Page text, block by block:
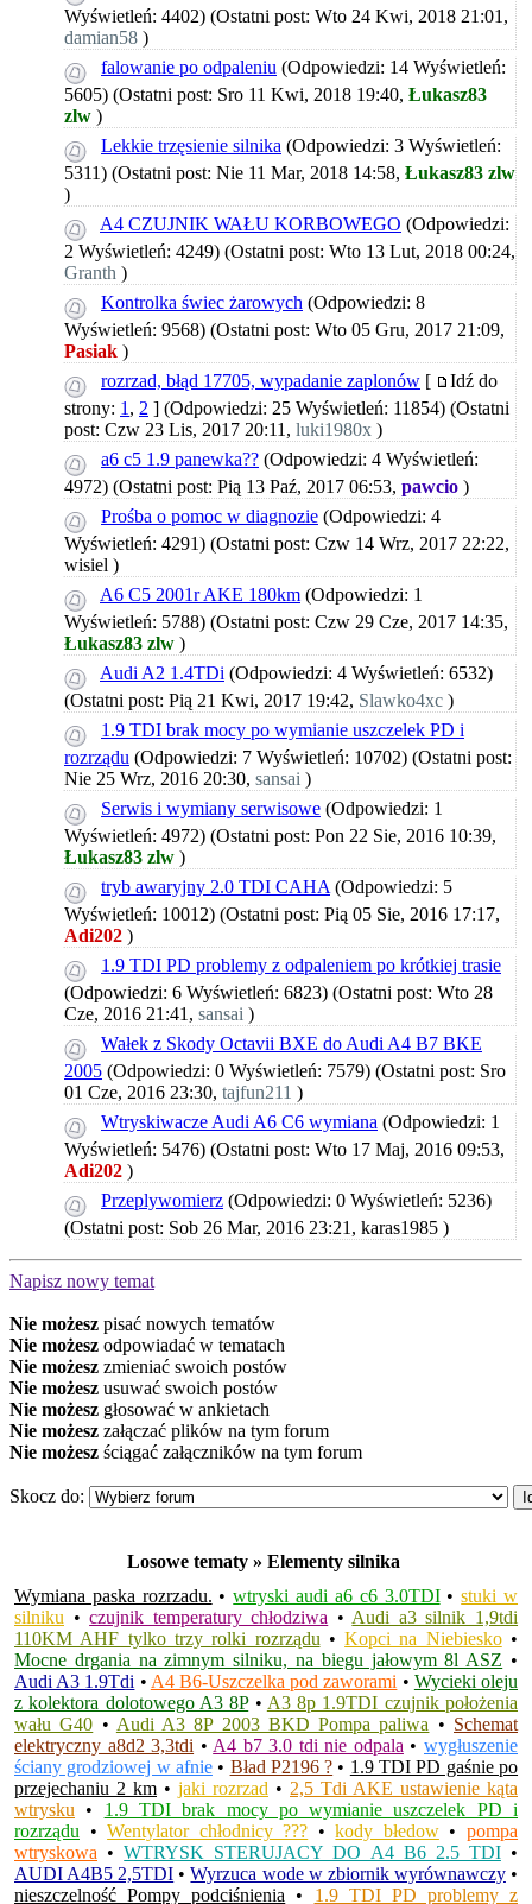
Wyświetleń: 4402) (Ostatni post: Wto 24 Kwi, 2018 21:01,
damian58 )
falowanie po odpaleniu (Odpowiedzi: 14 Wyświetleń:
5605) (Ostatni post: Sro 11 Kwi, 2018 19:40, Łukasz83
zlw )
Lekkie trzęsienie silnika (Odpowiedzi: 3 Wyświetleń:
5311) (Ostatni post: Nie 11 Mar, 2018 14:58, Łukasz83 zlw
)
A4 CZUJNIK WAŁU KORBOWEGO (Odpowiedzi:
2 Wyświetleń: 4249) (Ostatni post: Wto 13 Lut, 2018 00:24,
Granth )
Kontrolka świec żarowych (Odpowiedzi: 8
Wyświetleń: 9568) (Ostatni post: Wto 05 Gru, 2017 21:09,
Pasiak )
rozrzad, błąd 17705, wypadanie zaplonów [
Idź do
strony: 1 , 2 ] (Odpowiedzi: 25 Wyświetleń: 11854) (Ostatni
post: Czw 23 Lis, 2017 20:11, luki1980x )
a6 c5 1.9 panewka?? (Odpowiedzi: 4 Wyświetleń:
4972) (Ostatni post: Pią 13 Paź, 2017 06:53, pawcio )
Prośba o pomoc w diagnozie (Odpowiedzi: 4
Wyświetleń: 4291) (Ostatni post: Czw 14 Wrz, 2017 22:22,
wisiel )
A6 C5 2001r AKE 180km (Odpowiedzi: 1
Wyświetleń: 5788) (Ostatni post: Czw 29 Cze, 2017 14:35,
Łukasz83 zlw )
Audi A2 1.4TDi (Odpowiedzi: 4 Wyświetleń: 6532)
(Ostatni post: Pią 21 Kwi, 2017 19:42, Slawko4xc )
1.9 TDI brak mocy po wymianie uszczelek PD i
rozrządu (Odpowiedzi: 7 Wyświetleń: 10702) (Ostatni post:
Nie 25 Wrz, 2016 20:30, sansai )
Serwis i wymiany serwisowe (Odpowiedzi: 1
Wyświetleń: 4972) (Ostatni post: Pon 22 Sie, 2016 10:39,
Łukasz83 zlw )
tryb awaryjny 2.0 TDI CAHA (Odpowiedzi: 5
Wyświetleń: 10012) (Ostatni post: Pią 05 Sie, 2016 17:17,
Adi202 )
1.9 TDI PD problemy z odpaleniem po krótkiej trasie
(Odpowiedzi: 6 Wyświetleń: 6823) (Ostatni post: Wto 28
Cze, 2016 21:41, sansai )
Wałek z Skody Octavii BXE do Audi A4 B7 BKE
2005 (Odpowiedzi: 0 Wyświetleń: 7579) (Ostatni post: Sro
01 Cze, 2016 23:30, tajfun211 )
Wtryskiwacze Audi A6 C6 wymiana (Odpowiedzi: 1
Wyświetleń: 5476) (Ostatni post: Wto 17 Maj, 2016 09:53,
Adi202 )
Przeplywomierz (Odpowiedzi: 0 Wyświetleń: 5236)
(Ostatni post: Sob 26 Mar, 2016 23:21, karas1985 )
Napisz nowy temat
Nie możesz pisać nowych tematów
Nie możesz odpowiadać w tematach
Nie możesz zmieniać swoich postów
Nie możesz usuwać swoich postów
Nie możesz głosować w ankietach
Nie możesz załączać plików na tym forum
Nie możesz ściągać załączników na tym forum
Skocz do:
Losowe tematy » Elementy silnika
Wymiana paska rozrzadu. •wtryski audi a6 c6 3.0TDI•stuki w
silniku •czujnik temperatury chłodziwa • Audi a3 silnik 1,9tdi
110KM AHF tylko trzy rolki rozrządu •Kopci na Niebiesko•
Mocne drgania na zimnym silniku, na biegu jałowym 8l ASZ •
Audi A3 1.9Tdi • A4 B6-Uszczelka pod zaworami • Wycieki oleju
z kolektora dolotowego A3 8P• A3 8p 1.9TDI czujnik położenia
wału G40 • Audi A3 8P 2003 BKD Pompa paliwa • Schemat
elektryczny a8d2 3,3tdi • A4 b7 3.0 tdi nie odpala •wygłuszenie
ściany grodziowej w afnie• Bład P2196 ? • 1.9 TDI PD gaśnie po
przejechaniu 2 km • jaki rozrzad • 2,5 Tdi AKE ustawienie kąta
wtrysku • 1.9 TDI brak mocy po wymianie uszczelek PD i
rozrządu •Wentylator chłodnicy ??? •kody błedow•pompa
wtryskowa •WTRYSK STERUJACY DO A4 B6 2.5 TDI•
AUDI A4B5 2,5TDI •Wyrzuca wode w zbiornik wyrównawczy•
nieszczelność Pompy podciśnienia • 1.9 TDI PD problemy z